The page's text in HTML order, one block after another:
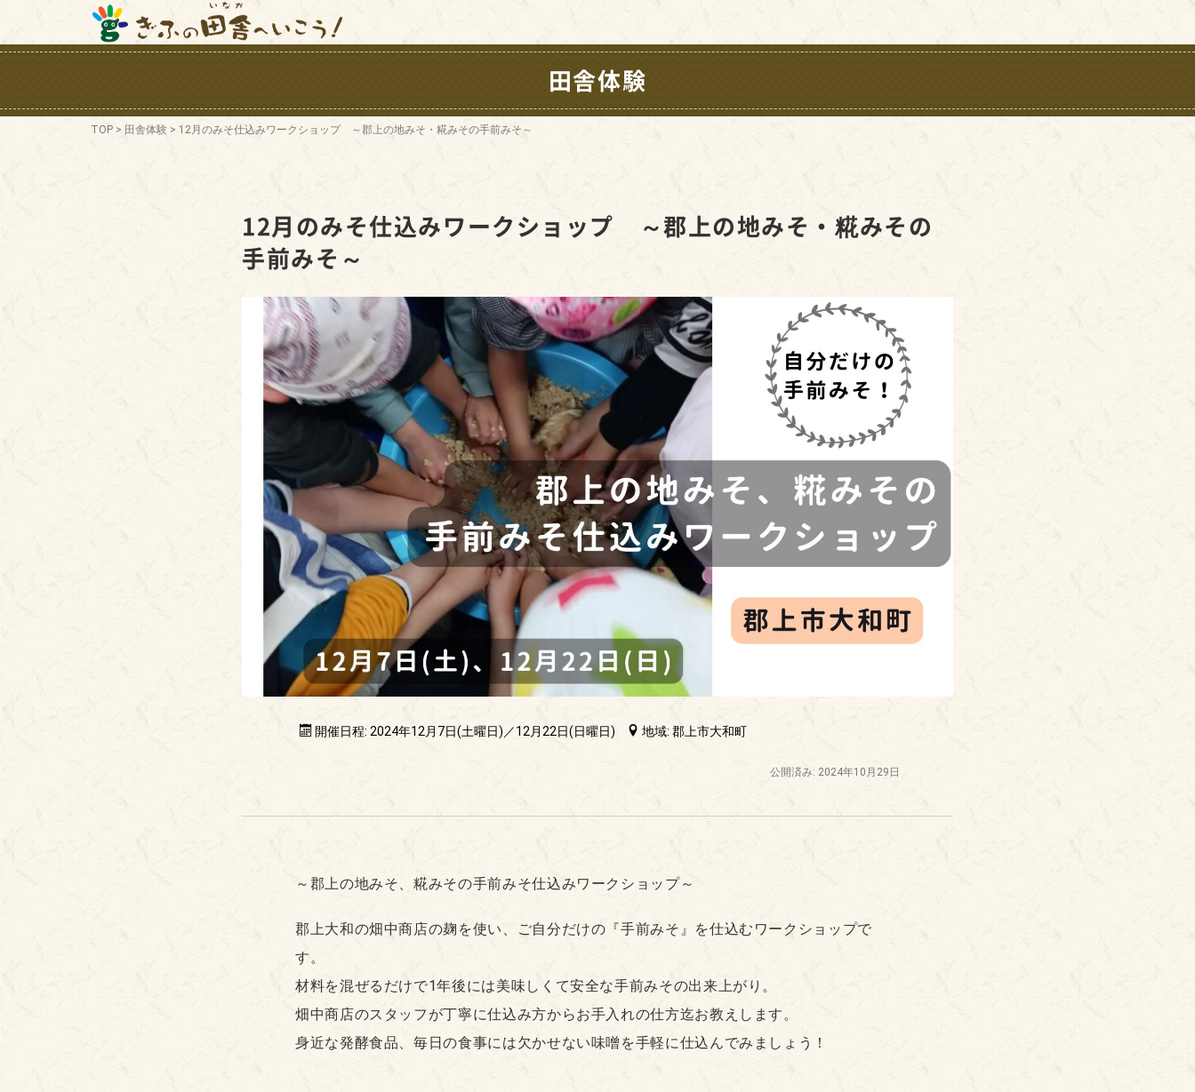
田舎体験
TOP > 田舎体験 > 12月のみそ仕込みワークショップ ～郡上の地みそ・糀みその手前みそ～
12月のみそ仕込みワークショップ ～郡上の地みそ・糀みその
手前みそ～
開催日程: 2024年12月7日(土曜日)／12月22日(日曜日) 地域: 郡上市大和町
公開済み: 2024年10月29日
～郡上の地みそ、糀みその手前みそ仕込みワークショップ～
郡上大和の畑中商店の麹を使い、ご自分だけの『手前みそ』を仕込むワークショップで
す。
材料を混ぜるだけで1年後には美味しくて安全な手前みその出来上がり。
畑中商店のスタッフが丁寧に仕込み方からお手入れの仕方迄お教えします。
身近な発酵食品、毎日の食事には欠かせない味噌を手軽に仕込んでみましょう！